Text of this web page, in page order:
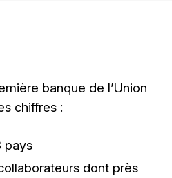
banque de l’Union
chiffres :
pays
dont près